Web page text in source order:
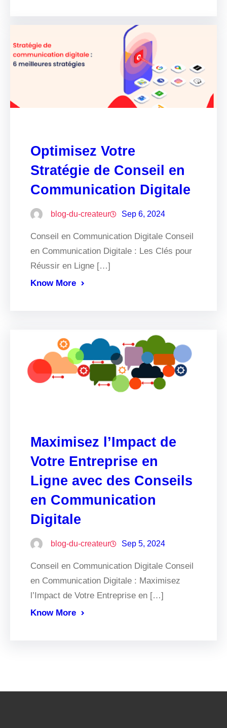
Optimisez Votre
Stratégie de Conseil en
Communication Digitale
blog-du-createur Sep 6, 2024
Conseil en Communication Digitale Conseil
en Communication Digitale : Les Clés pour
Réussir en Ligne […]
Know More
Maximisez l’Impact de
Votre Entreprise en
Ligne avec des Conseils
en Communication
Digitale
blog-du-createur Sep 5, 2024
Conseil en Communication Digitale Conseil
en Communication Digitale : Maximisez
l’Impact de Votre Entreprise en […]
Know More